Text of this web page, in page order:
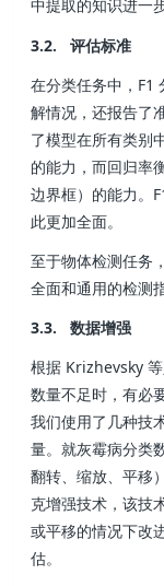
中提取的知识进一
3.2. 评估标准
在分类任务中，F1
解情况，还报告了
了模型在所有类别
的能力，而回归率
边界框）的能力。
此更加全面。
至于物体检测任务
全面和通用的检测
3.3. 数据增强
根据 Krizhevsky
数量不足时，有必
我们使用了几种技
量。就灰霉病分类
翻转、缩放、平移
克增强技术，该技
或平移的情况下改
估。